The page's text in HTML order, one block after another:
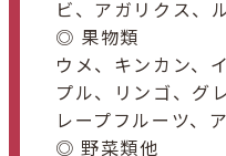
ビ、アガリクス、
◎ 果物類
ウメ、キンカン、
プル、リンゴ、グ
レープフルーツ、
◎ 野菜類他